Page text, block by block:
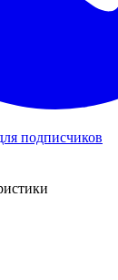
подписчиков